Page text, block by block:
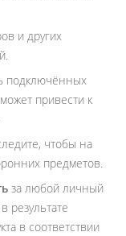
и других
подключённых
привести к
чтобы на
предметов.
за любой личный
результате
в соответствии